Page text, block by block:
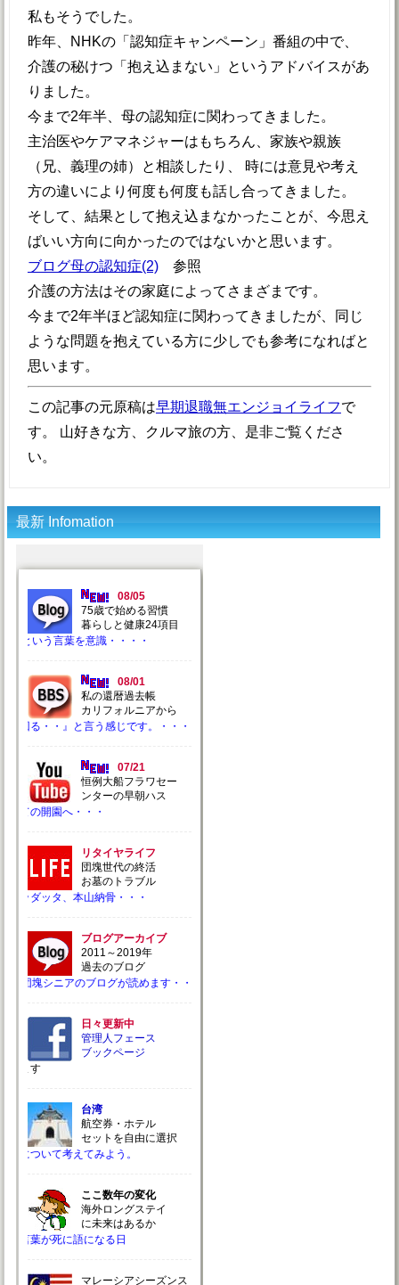
私もそうでした。
昨年、NHKの「認知症キャンペーン」番組の中で、
介護の秘けつ「抱え込まない」というアドバイスがあ
りました。
今まで2年半、母の認知症に関わってきました。
主治医やケアマネジャーはもちろん、家族や親族
（兄、義理の姉）と相談したり、 時には意見や考え
方の違いにより何度も何度も話し合ってきました。
そして、結果として抱え込まなかったことが、今思え
ばいい方向に向かったのではないかと思います。
ブログ母の認知症(2)参照
介護の方法はその家庭によってさまざまです。
今まで2年半ほど認知症に関わってきましたが、同じ
ような問題を抱えている方に少しでも参考になればと
思います。
この記事の元原稿は早期退職無エンジョイライフで
す。 山好きな方、クルマ旅の方、是非ご覧くださ
い。
最新 Infomation